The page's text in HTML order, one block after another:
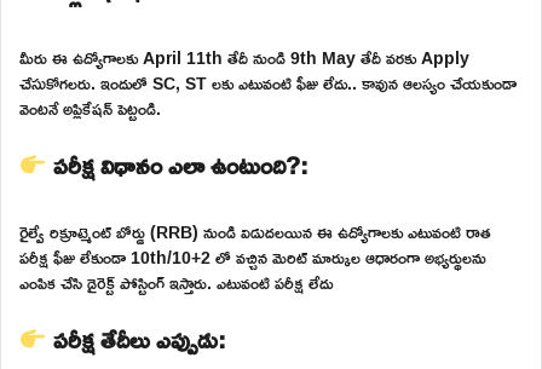
మీరు ఈ ఉద్యోగాలకు April 11th తేదీ నుండి 9th May తేదీ వరకు Apply
చేసుకోగలరు. ఇందులో SC, ST లకు ఎటువంటి ఫీజు లేదు.. కావున ఆలస్యం చేయకుండా
వెంటనే అప్లికేషన్ పెట్టండి.
పరీక్ష విధానం ఎలా ఉంటుంది?:
రైల్వే రిక్రూట్మెంట్ బోర్డు (RRB) నుండి విడుదలయిన ఈ ఉద్యోగాలకు ఎటువంటి రాత
పరీక్ష ఫీజు లేకుండా 10th/10+2 లో వచ్చిన మెరిట్ మార్కుల ఆధారంగా అభ్యర్థులను
ఎంపిక చేసి డైరెక్ట్ పోస్టింగ్ ఇస్తారు. ఎటువంటి పరీక్ష లేదు
పరీక్ష తేదీలు ఎప్పుడు: